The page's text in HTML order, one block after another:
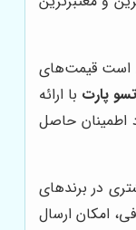
است قیمت‌های
پارت با ارائه
اطمینان حاصل
در برندهای
امکان ارسال